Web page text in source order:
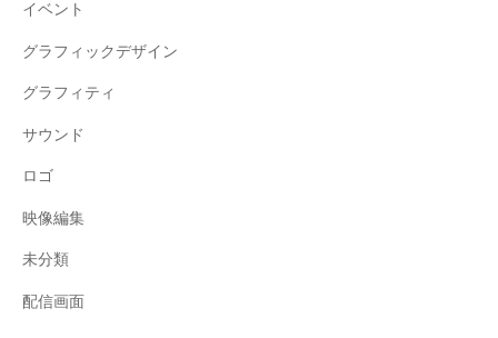
イベント
グラフィックデザイン
グラフィティ
サウンド
ロゴ
映像編集
未分類
配信画面